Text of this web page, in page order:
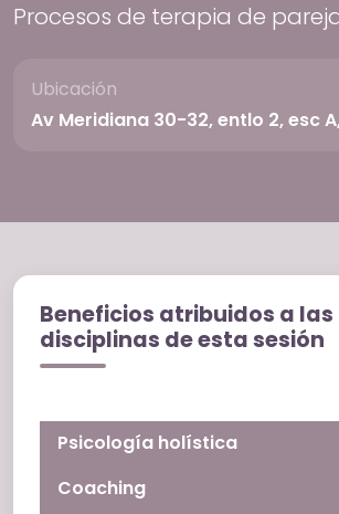
Procesos de terapia de
Ubicación
Av Meridiana 30-32, entlo 2, esc
Beneficios atribuidos a las
disciplinas de esta sesión
Psicología holística
Coaching